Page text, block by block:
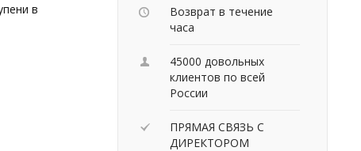
в
Возврат в течение
часа
45000 довольных
клиентов по всей
России
ПРЯМАЯ СВЯЗЬ С
ДИРЕКТОРОМ